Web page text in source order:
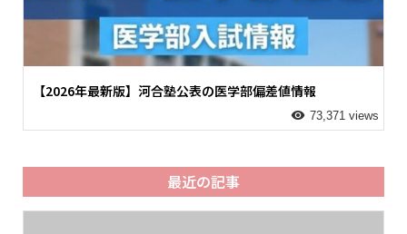
【2026年最新版】河合塾公表の医学部偏差値情報
73,371 views
最近の記事